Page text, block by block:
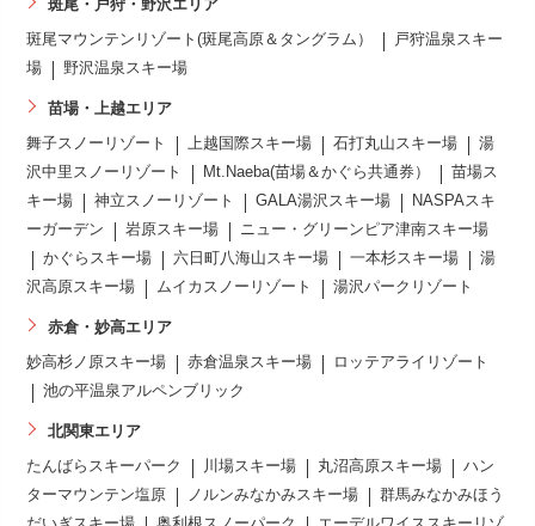
斑尾・戸狩・野沢エリア
斑尾マウンテンリゾート(斑尾高原＆タングラム）
戸狩温泉スキー
場
野沢温泉スキー場
苗場・上越エリア
舞子スノーリゾート 上越国際スキー場 石打丸山スキー場
湯
沢中里スノーリゾート
Mt.Naeba(苗場＆かぐら共通券）
苗場ス
キー場
神立スノーリゾート GALA湯沢スキー場
NASPAスキ
ーガーデン
岩原スキー場
ニュー・グリーンピア津南スキー場
かぐらスキー場
六日町八海山スキー場 一本杉スキー場
湯
沢高原スキー場
ムイカスノーリゾート 湯沢パークリゾート
赤倉・妙高エリア
妙高杉ノ原スキー場 赤倉温泉スキー場
ロッテアライリゾート
池の平温泉アルペンブリック
北関東エリア
たんばらスキーパーク 川場スキー場 丸沼高原スキー場
ハン
ターマウンテン塩原
ノルンみなかみスキー場
群馬みなかみほう